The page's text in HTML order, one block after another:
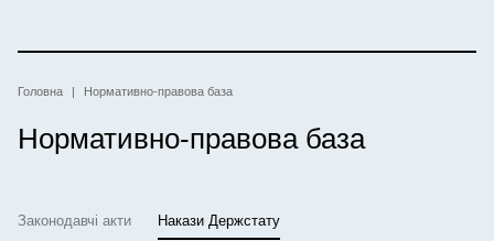
основного
Рядок
навіґації
Головна Нормативно-правова база
Нормативно-правова база
Законодавчі акти Накази Держстату